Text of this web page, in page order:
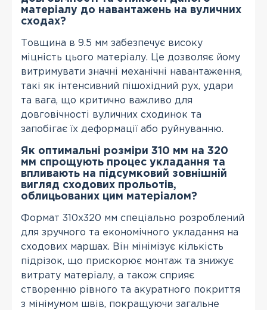
матеріалу до навантажень на вуличних
сходах?
Товщина в 9.5 мм забезпечує високу
міцність цього матеріалу. Це дозволяє йому
витримувати значні механічні навантаження,
такі як інтенсивний пішохідний рух, удари
та вага, що критично важливо для
довговічності вуличних сходинок та
запобігає їх деформації або руйнуванню.
Як оптимальні розміри 310 мм на 320
мм спрощують процес укладання та
впливають на підсумковий зовнішній
вигляд сходових прольотів,
облицьованих цим матеріалом?
Формат 310x320 мм спеціально розроблений
для зручного та економічного укладання на
сходових маршах. Він мінімізує кількість
підрізок, що прискорює монтаж та знижує
витрату матеріалу, а також сприяє
створенню рівного та акуратного покриття
з мінімумом швів, покращуючи загальне